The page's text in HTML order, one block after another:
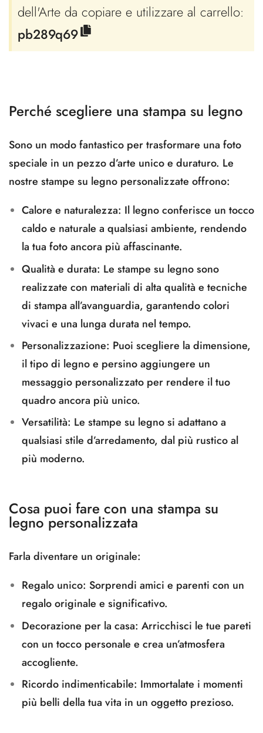
dell'Arte da copiare e utilizzare al carrello:
pb289q69
Perché scegliere una stampa su legno
Sono un modo fantastico per trasformare una foto
speciale in un pezzo d’arte unico e duraturo. Le
nostre stampe su legno personalizzate offrono:
Calore e naturalezza: Il legno conferisce un tocco
caldo e naturale a qualsiasi ambiente, rendendo
la tua foto ancora più affascinante.
Qualità e durata: Le stampe su legno sono
realizzate con materiali di alta qualità e tecniche
di stampa all’avanguardia, garantendo colori
vivaci e una lunga durata nel tempo.
Personalizzazione: Puoi scegliere la dimensione,
il tipo di legno e persino aggiungere un
messaggio personalizzato per rendere il tuo
quadro ancora più unico.
Versatilità: Le stampe su legno si adattano a
qualsiasi stile d’arredamento, dal più rustico al
più moderno.
Cosa puoi fare con una stampa su
legno personalizzata
Farla diventare un originale:
Regalo unico: Sorprendi amici e parenti con un
regalo originale e significativo.
Decorazione per la casa: Arricchisci le tue pareti
con un tocco personale e crea un’atmosfera
accogliente.
Ricordo indimenticabile: Immortalate i momenti
più belli della tua vita in un oggetto prezioso.